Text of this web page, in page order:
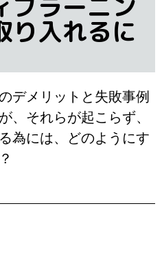
り入れるに
デメリットと失敗事例
、それらが起こらず、
為には、どのようにす